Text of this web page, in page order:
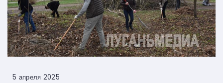
5 апреля 2025